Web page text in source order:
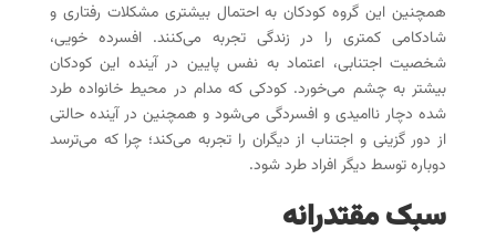
همچنین این گروه کودکان به احتمال بیشتری مشکلات رفتاری و
شادکامی کمتری را در زندگی تجربه می‌کنند. افسرده خویی،
شخصیت اجتنابی، اعتماد به نفس پایین در آینده این کودکان
بیشتر به چشم می‌خورد. کودکی که مدام در محیط خانواده طرد
شده دچار ناامیدی و افسردگی می‌شود و همچنین در آینده حالتی
از دور گزینی و اجتناب از دیگران را تجربه می‌کند؛ چرا که می‌ترسد
دوباره توسط دیگر افراد طرد شود.
سبک مقتدرانه